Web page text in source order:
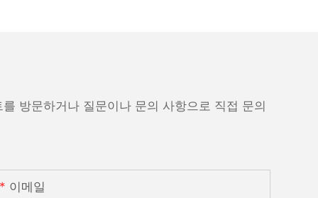
방문하거나 질문이나 문의 사항으로 직접 문의
이메일